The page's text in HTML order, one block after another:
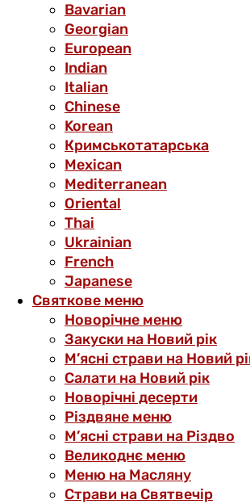
Bavarian
Georgian
European
Indian
Italian
Chinese
Korean
Кримськотатарська
Mexican
Mediterranean
Oriental
Thai
Ukrainian
French
Japanese
Святкове меню
Новорічне меню
Закуски на Новий рік
М’ясні страви на Новий
Салати на Новий рік
Новорічні десерти
Різдвяне меню
М’ясні страви на Різдво
Великоднє меню
Меню на Масляну
Страви на Святвечір